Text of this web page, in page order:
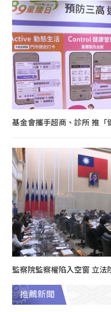
基金會攜手超商、診所 推「
監察院監察權陷入空窗 立法
推薦新聞